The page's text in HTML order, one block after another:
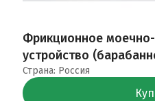
Фрикционное
устройство
Страна: Россия